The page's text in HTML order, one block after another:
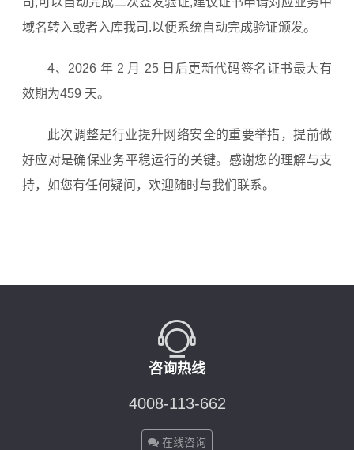
域名转入或者入库我司.以便系统自动完成验证颁发。
4、2026 年 2 月 25 日后更新代码签名证书最大有
效期为459 天。
此次调整是行业提升网络安全的重要举措，提前做
好应对是确保业务平稳运行的关键。感谢您的理解与支
持，如您有任何疑问，欢迎随时与我们联系。
咨询热线
4008-113-662
在线咨询